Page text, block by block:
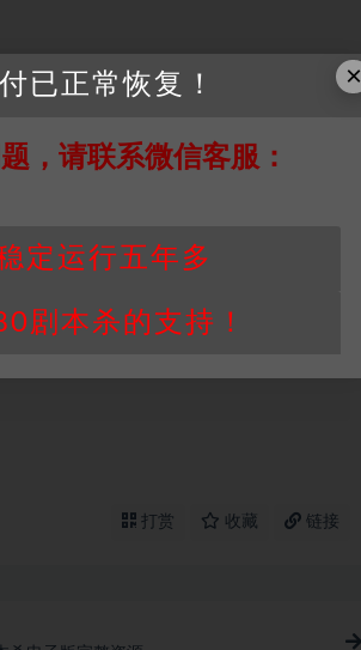
限速下载神器→
，请勿用于商业用途!任何人访问、浏
适用的法律法规。
，请发邮件通知并提供相关证实资料
，用于本站整理资料的时间成本及网站
本站概不承担任何责任。未经许可的
打赏 收藏 链接
×
已正常恢复！
，请联系微信客服：
定运行五年多
剧本杀的支持！